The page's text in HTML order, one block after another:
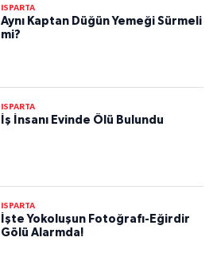
ISPARTA
Aynı Kaptan Düğün Yemeği Sürmeli
mi?
ISPARTA
İş İnsanı Evinde Ölü Bulundu
ISPARTA
İşte Yokoluşun Fotoğrafı-Eğirdir
Gölü Alarmda!